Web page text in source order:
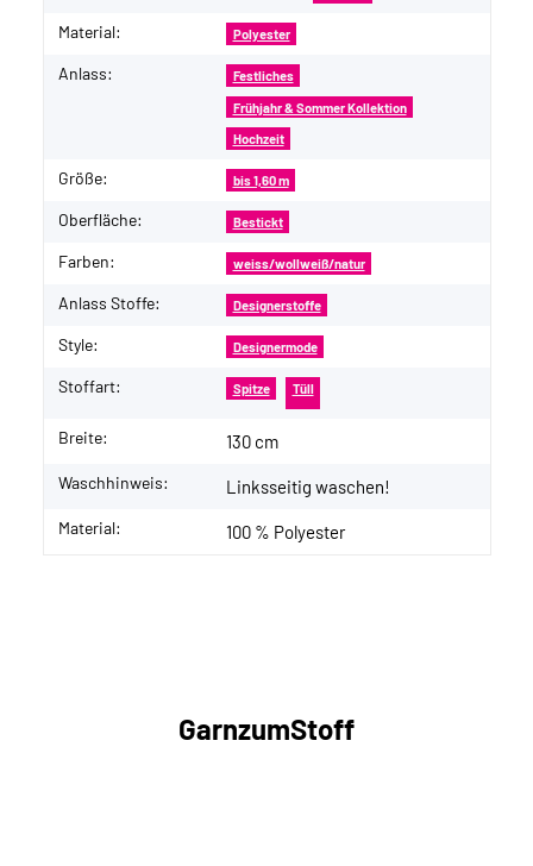
Material: Polyester
Anlass: Festliches
Frühjahr & Sommer Kollektion
Hochzeit
Größe: bis 1,60 m
Oberfläche: Bestickt
Farben: weiss/wollweiß/natur
Anlass Stoffe: Designerstoffe
Style: Designermode
Stoffart: Spitze Tüll
Breite: 130 cm
Waschhinweis: Linksseitig waschen!
Material: 100 % Polyester
GarnzumStoff